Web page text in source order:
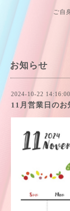
ご自
お知らせ
2024-10-22 14:16:00
11月営業日のお